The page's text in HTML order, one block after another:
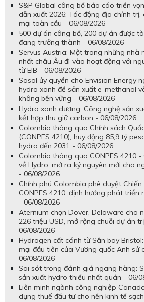
S&P Global công bố báo cáo triển
dẫn xuất 2026: Tác động địa chính
mại toàn cầu - 06/08/2026
500 dự án công bố, 200 dự án được
đang trưởng thành - 06/08/2026
Servus Austria: Một trong những nhà
nhất châu Âu đi vào hoạt động với
từ EIB - 06/08/2026
Sasol ủy quyền cho Envision Energy
hydro xanh để sản xuất e-methanol
không bền vững - 06/08/2026
Hydro xanh dương: Công nghệ sản
kết hợp thu giữ carbon - 06/08/2026
Colombia thông qua Chính sách
(CONPES 4210), huy động 85,9 tỷ
hydro đến 2031 - 06/08/2026
Colombia thông qua CONPES 4210 -
về Hydro, mở ra kỷ nguyên mới cho
- 06/08/2026
Chính phủ Colombia phê duyệt
CONPES 4210, định hướng phát triển
- 06/08/2026
Aternium chọn Dover, Delaware cho
226 triệu USD, mở rộng chuỗi dự án
06/08/2026
Hydrogen cất cánh từ Sân bay
mại đầu tiên của Vương quốc Anh sử
06/08/2026
Sai sót trong đánh giá ngang hàng:
sản xuất hydro thiếu nhất quán - 06/
Liên minh ngành công nghiệp
dụng thuế đầu tư cho nền kinh tế